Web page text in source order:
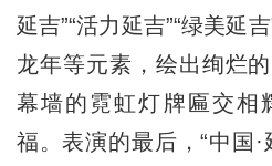
延吉”“活力延吉”“绿美延
龙年等元素，绘出绚烂
幕墙的霓虹灯牌匾交相
福。表演的最后，“中国